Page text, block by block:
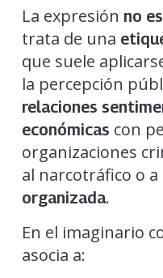
La expresión no
trata de una
que suele
la percepción
relaciones
económicas con
organizaciones
al narcotráfico o a
organizada.
En el imaginario
asocia a: